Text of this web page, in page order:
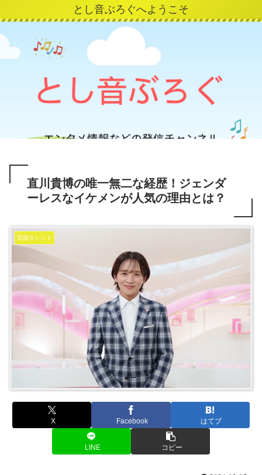
とし音ぶろぐへようこそ
直川貴博の唯一無二な経歴！ジェンダ
ーレスなイケメンが人気の理由とは？
芸能タレント
X Facebook はてブ
LINE コピー